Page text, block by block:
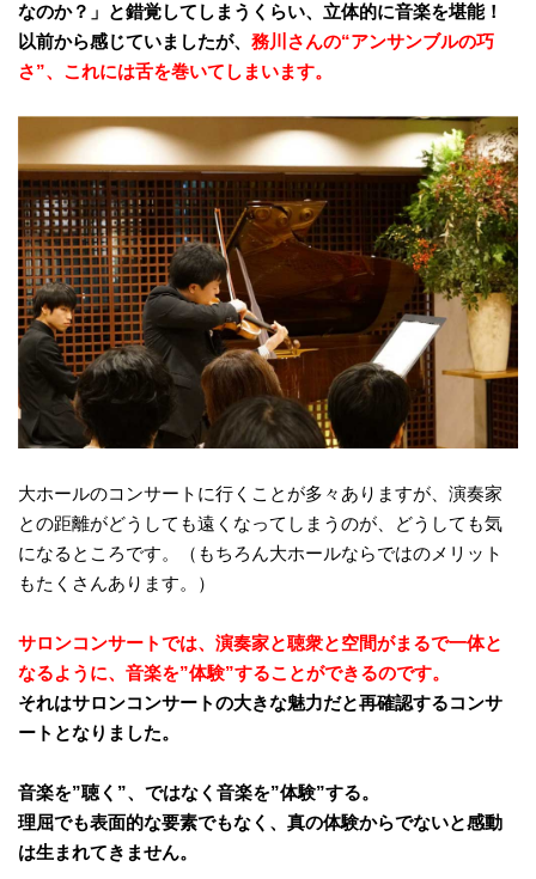
なのか？」と錯覚してしまうくらい、立体的に音楽を堪能！
以前から感じていましたが、務川さんの“アンサンブルの巧
さ”、これには舌を巻いてしまいます。
大ホールのコンサートに行くことが多々ありますが、演奏家
との距離がどうしても遠くなってしまうのが、どうしても気
になるところです。（もちろん大ホールならではのメリット
もたくさんあります。）
サロンコンサートでは、演奏家と聴衆と空間がまるで一体と
なるように、音楽を”体験”することができるのです。
それはサロンコンサートの大きな魅力だと再確認するコンサ
ートとなりました。
音楽を”聴く”、ではなく音楽を”体験”する。
理屈でも表面的な要素でもなく、真の体験からでないと感動
は生まれてきません。